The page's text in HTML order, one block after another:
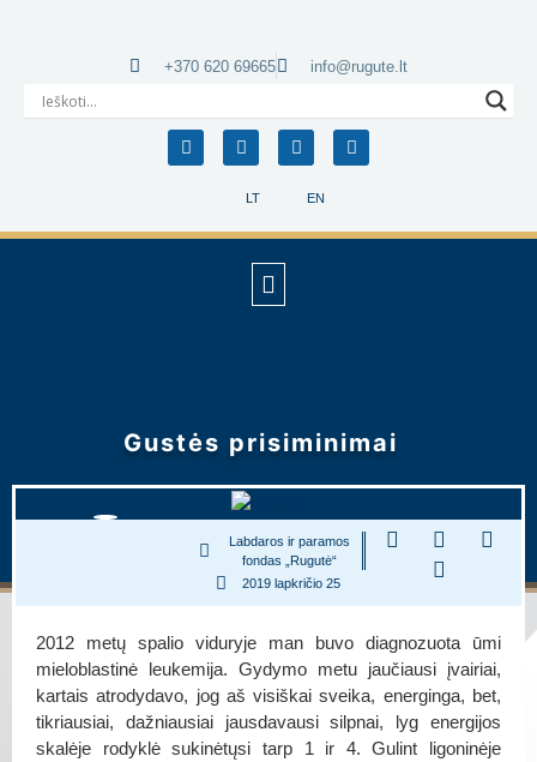
LT EN
+370 620 69665 info@rugute.lt
Gustės prisiminimai
Labdaros ir paramos
fondas „Rugutė“
2019 lapkričio 25
2012 metų spalio viduryje man buvo diagnozuota ūmi
mieloblastinė leukemija. Gydymo metu jaučiausi įvairiai,
kartais atrodydavo, jog aš visiškai sveika, energinga, bet,
tikriausiai, dažniausiai jausdavausi silpnai, lyg energijos
skalėje rodyklė sukinėtųsi tarp 1 ir 4. Gulint ligoninėje